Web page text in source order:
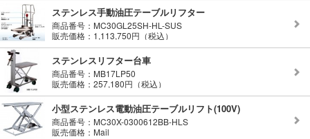
ステンレス手動油圧テーブルリフター
商品番号：MC30GL25SH-HL-SUS
販売価格：1,113,750円（税込）
ステンレスリフター台車
商品番号：MB17LP50
販売価格：257,180円（税込）
小型ステンレス電動油圧テーブルリフト(100V)
商品番号：MC30X-0300612BB-HLS
販売価格：Mail